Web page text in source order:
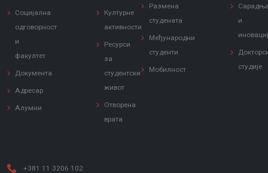
Социјална
одговорност
и
факултет
Документа
Адресар
Алумни
Културне
активности
Ресурси
за
студентски
живот
Отворена
врата
Размена
студената
Међународни
студенти
Мобилност
и
студије
+381 11 3206 102